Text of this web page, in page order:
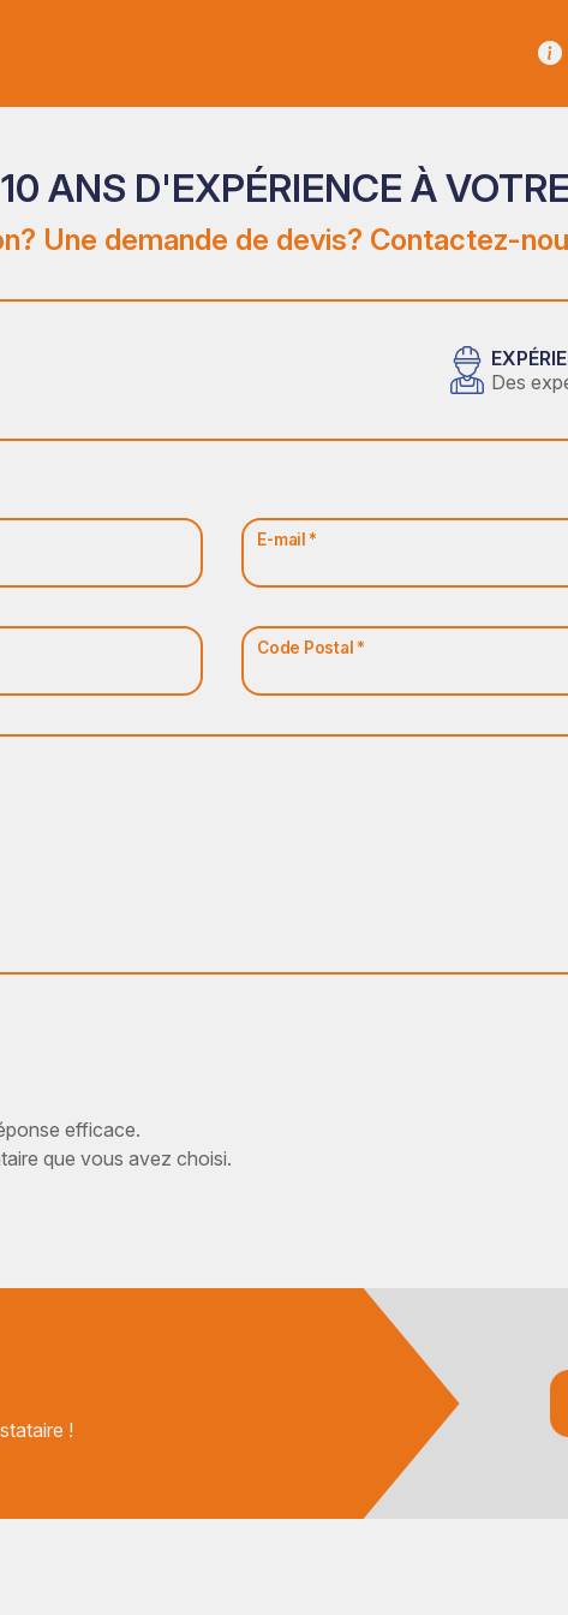
ANS D'EXPÉRIENCE À
Une demande de devis? Contactez-
Des
E-mail *
Code Postal *
efficace.
que vous avez choisi.
!